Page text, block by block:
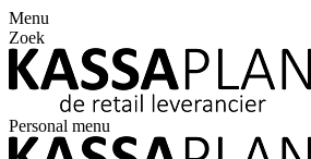
Menu
Zoek
Personal menu